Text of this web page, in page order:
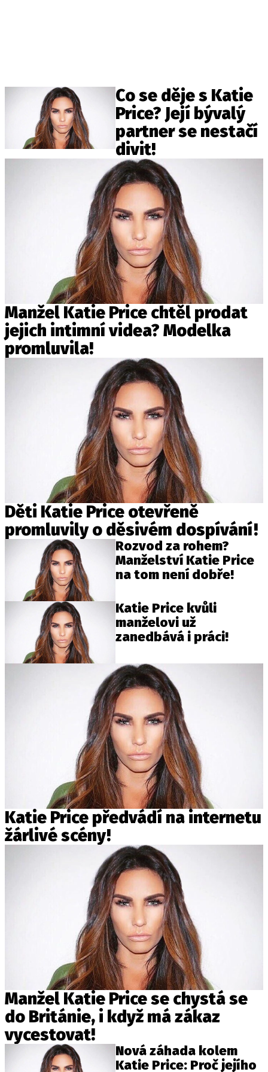
Co se děje s Katie
Price? Její bývalý
partner se nestačí
divit!
Manžel Katie Price chtěl prodat
jejich intimní videa? Modelka
promluvila!
Děti Katie Price otevřeně
promluvily o děsivém dospívání!
Rozvod za rohem?
Manželství Katie Price
na tom není dobře!
Katie Price kvůli
manželovi už
zanedbává i práci!
Katie Price předvádí na internetu
žárlivé scény!
Manžel Katie Price se chystá se
do Británie, i když má zákaz
vycestovat!
Nová záhada kolem
Katie Price: Proč jejího